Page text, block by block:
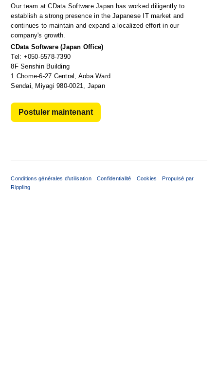
Our team at CData Software Japan has worked diligently to
establish a strong presence in the Japanese IT market and
continues to maintain and expand a localized effort in our
company's growth.
CData Software (Japan Office)
Tel: +050-5578-7390
8F Senshin Building
1 Chome-6-27 Central, Aoba Ward
Sendai, Miyagi 980-0021, Japan
Postuler maintenant
Conditions générales d’utilisation Confidentialité Cookies
Propulsé par
Rippling